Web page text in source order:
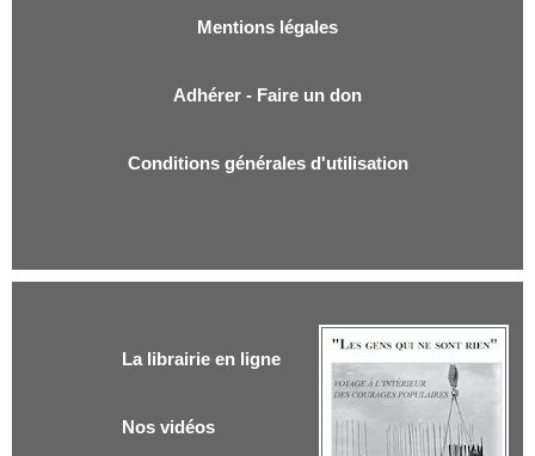
Mentions légales
Adhérer - Faire un don
Conditions générales d'utilisation
La librairie en ligne
Nos vidéos